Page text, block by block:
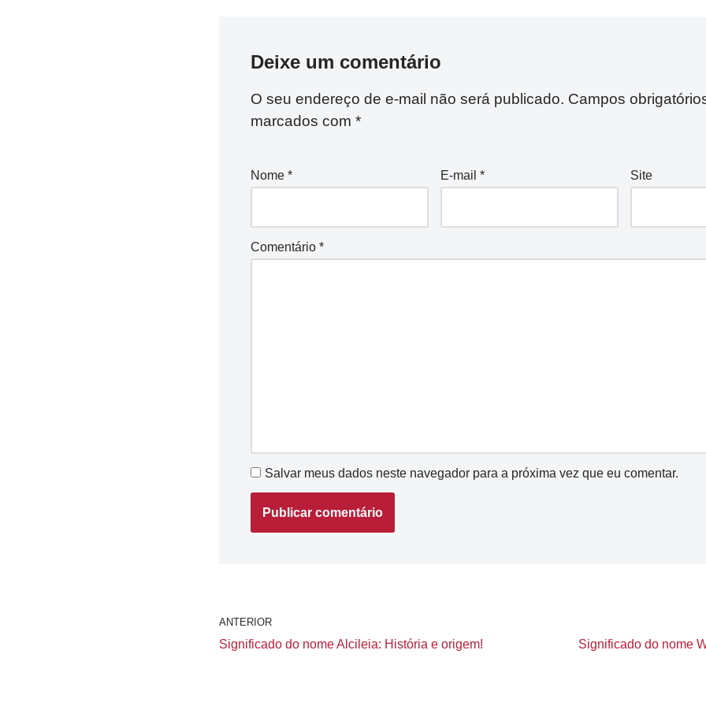
Deixe um comentário
O seu endereço de e-mail não será publicado. Campos
marcados com *
Nome * E-mail * Site
Comentário *
Salvar meus dados neste navegador para a próxima vez que eu comentar.
ANTERIOR
Significado do nome Alcileia: História e origem! Significado do nome